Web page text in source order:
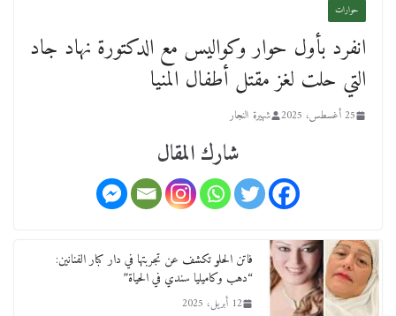
حوارات
انفرد بأول حوار وكواليس مع الدكتورة نهاد جاد
التي حلت لغز مقتل أطفال المنيا
25 أغسطس، 2025 شهيرة النجار
شارك المقال
فاتن الحلو تكشف عن تجربتها في دار كبار الفنانين:
“دهب وكاميليا سندي في الحياة”
12 أبريل، 2025